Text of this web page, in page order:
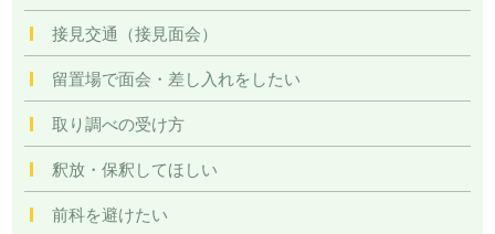
接見交通（接見面会）
留置場で面会・差し入れをしたい
取り調べの受け方
釈放・保釈してほしい
前科を避けたい